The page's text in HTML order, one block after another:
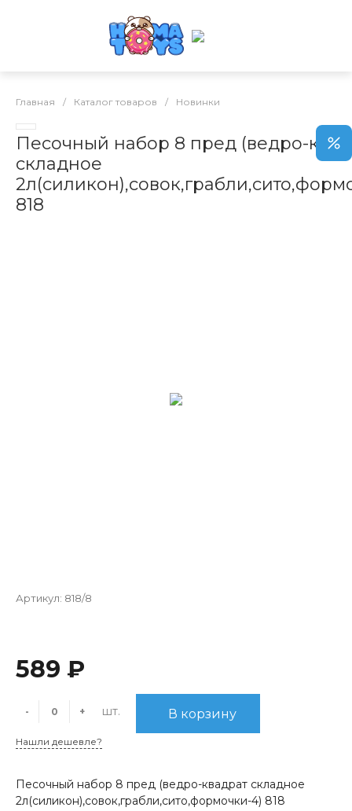
Главная / Каталог товаров / Новинки
Песочный набор 8 пред (ведро-
складное
818
Артикул: 818/8
589 ₽
- + шт. В корзину
Нашли дешевле?
Песочный набор 8 пред (ведро-квадрат складное
2л(силикон),совок,грабли,сито,формочки-4) 818